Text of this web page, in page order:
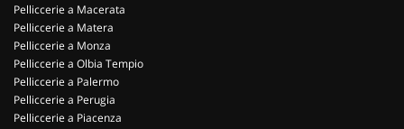
Pelliccerie a Macerata
Pelliccerie a Matera
Pelliccerie a Monza
Pelliccerie a Olbia Tempio
Pelliccerie a Palermo
Pelliccerie a Perugia
Pelliccerie a Piacenza